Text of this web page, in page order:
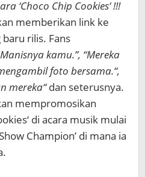
‘Choco Chip Cookies‘!!!
memberikan link ke
baru rilis. Fans
kamu.”, “Mereka
foto bersama.“,
mereka“ dan seterusnya.
mempromosikan
‘ di acara musik mulai
Show Champion’ di mana ia
.